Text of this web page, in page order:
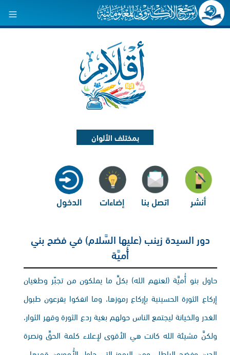
بمختلف الألوان
أنشر اتصل بنا إضاءات الدخول
دور السيدة زينب (عليها السَّلام) في فضح بني
أُميَّة
حاول بنو أُميَّة (لعنهم الله) بكلِّ ما يملكون من تجبّر وطغيان
إركاع الثورة الحسينية بإركاع رموزها، وما انفكوا يقرعون طبول
الغدر والخيانة ليجتمع الناس حولهم بغية ردع الثورة وقهر الثوار،
ولكنَّ مشيئة الله كانت هي الأقوى لإعلاء كلمة الحقِّ ونصرة